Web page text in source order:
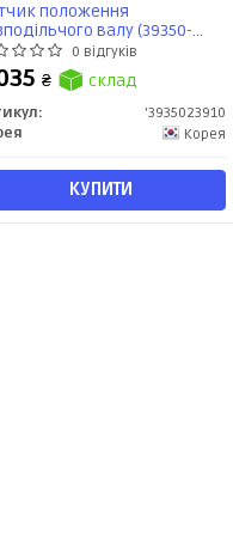
положення
валу (39350-
FYC
0 відгуків
₴ склад
'3935023910
Корея
КУПИТИ